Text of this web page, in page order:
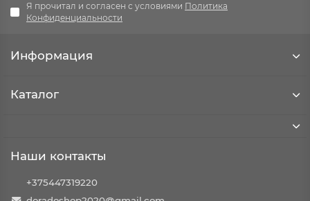
Я прочитал и согласен с условиями Политика
Конфиденциальности
Информация
Каталог
Наши контакты
+375447319220